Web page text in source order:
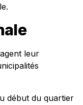
leur
début du quartier